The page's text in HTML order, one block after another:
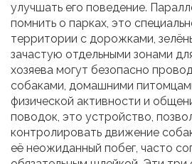
улучшать его поведение.
помнить о парках, это
территории с дорожками,
зачастую отдельными зонами
хозяева могут безопасно
собаками, домашними
физической активности и
поводок, это устройство,
контролировать движение
её неожиданный побег, часто